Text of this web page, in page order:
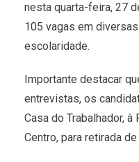
nesta quarta-feira, 27
105 vagas em
escolaridade.
Importante destacar
entrevistas, os
Casa do Trabalhador, à
Centro, para retirada